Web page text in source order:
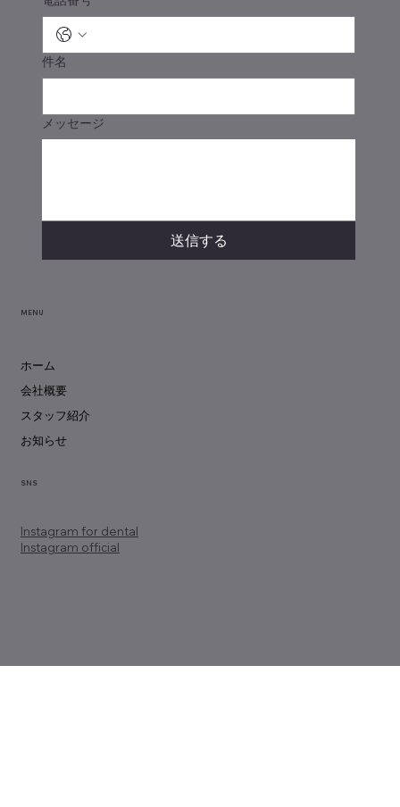
Instagram for dental
Instagram official
SNS
ホーム
会社概要
スタッフ紹介
お知らせ
MENU
件名
メッセージ
送信する